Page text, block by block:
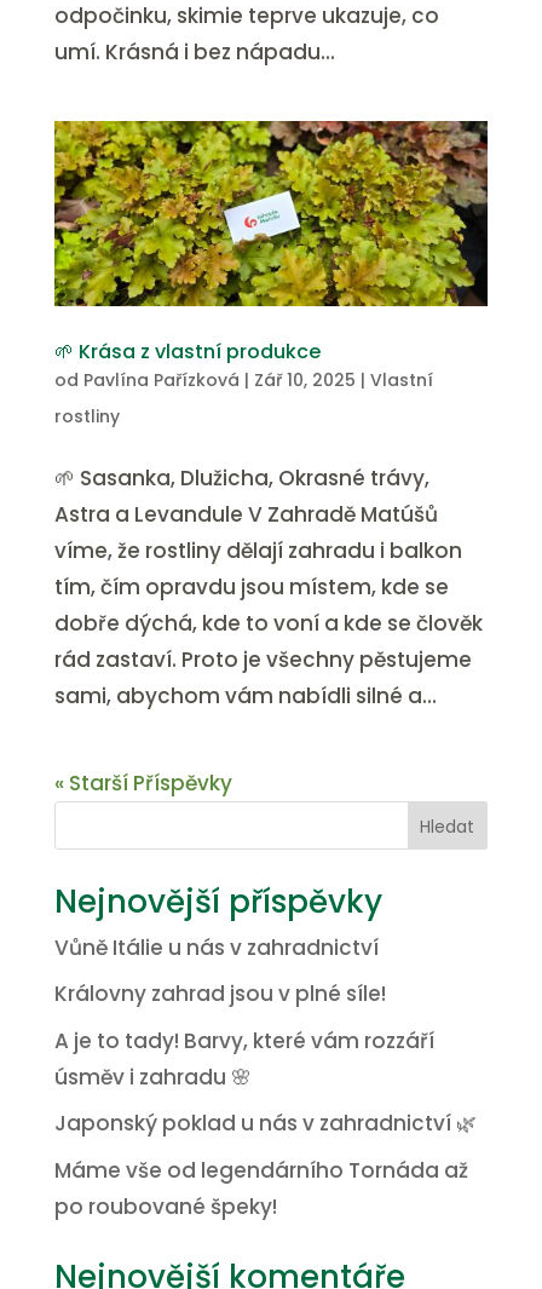
odpočinku, skimie teprve ukazuje, co
umí. Krásná i bez nápadu...
🌱 Krása z vlastní produkce
od Pavlína Pařízková | Zář 10, 2025 | Vlastní
rostliny
🌱 Sasanka, Dlužicha, Okrasné trávy,
Astra a Levandule V Zahradě Matúšů
víme, že rostliny dělají zahradu i balkon
tím, čím opravdu jsou místem, kde se
dobře dýchá, kde to voní a kde se člověk
rád zastaví. Proto je všechny pěstujeme
sami, abychom vám nabídli silné a...
« Starší Příspěvky
Hledat
Nejnovější příspěvky
Vůně Itálie u nás v zahradnictví
Královny zahrad jsou v plné síle!
A je to tady! Barvy, které vám rozzáří
úsměv i zahradu 🌸
Japonský poklad u nás v zahradnictví 🌿
Máme vše od legendárního Tornáda až
po roubované špeky!
Nejnovější komentáře